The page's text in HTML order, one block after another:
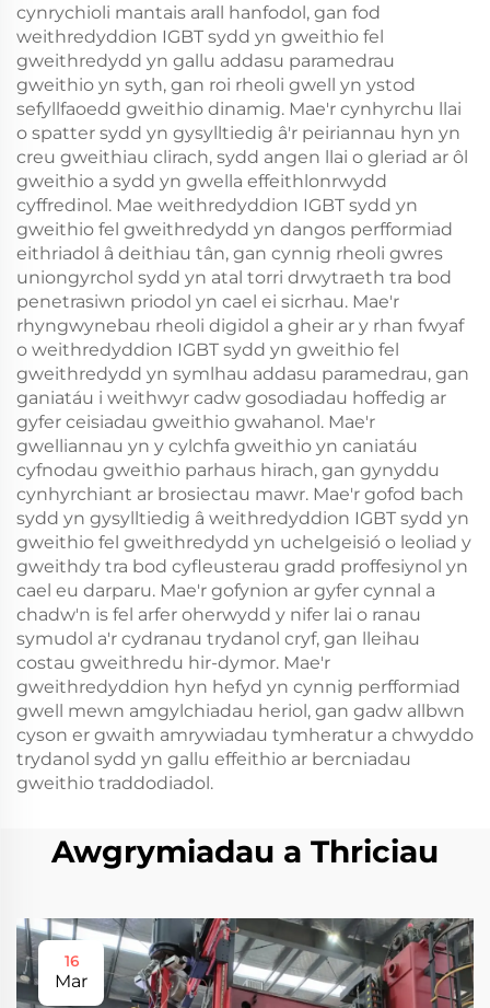
cynrychioli mantais arall hanfodol, gan fod
weithredyddion IGBT sydd yn gweithio fel
gweithredydd yn gallu addasu paramedrau
gweithio yn syth, gan roi rheoli gwell yn ystod
sefyllfaoedd gweithio dinamig. Mae'r cynhyrchu llai
o spatter sydd yn gysylltiedig â'r peiriannau hyn yn
creu gweithiau clirach, sydd angen llai o gleriad ar ôl
gweithio a sydd yn gwella effeithlonrwydd
cyffredinol. Mae weithredyddion IGBT sydd yn
gweithio fel gweithredydd yn dangos perfformiad
eithriadol â deithiau tân, gan cynnig rheoli gwres
uniongyrchol sydd yn atal torri drwytraeth tra bod
penetrasiwn priodol yn cael ei sicrhau. Mae'r
rhyngwynebau rheoli digidol a gheir ar y rhan fwyaf
o weithredyddion IGBT sydd yn gweithio fel
gweithredydd yn symlhau addasu paramedrau, gan
ganiatáu i weithwyr cadw gosodiadau hoffedig ar
gyfer ceisiadau gweithio gwahanol. Mae'r
gwelliannau yn y cylchfa gweithio yn caniatáu
cyfnodau gweithio parhaus hirach, gan gynyddu
cynhyrchiant ar brosiectau mawr. Mae'r gofod bach
sydd yn gysylltiedig â weithredyddion IGBT sydd yn
gweithio fel gweithredydd yn uchelgeisió o leoliad y
gweithdy tra bod cyfleusterau gradd proffesiynol yn
cael eu darparu. Mae'r gofynion ar gyfer cynnal a
chadw'n is fel arfer oherwydd y nifer lai o ranau
symudol a'r cydranau trydanol cryf, gan lleihau
costau gweithredu hir-dymor. Mae'r
gweithredyddion hyn hefyd yn cynnig perfformiad
gwell mewn amgylchiadau heriol, gan gadw allbwn
cyson er gwaith amrywiadau tymheratur a chwyddo
trydanol sydd yn gallu effeithio ar bercniadau
gweithio traddodiadol.
Awgrymiadau a Thriciau
16
Mar